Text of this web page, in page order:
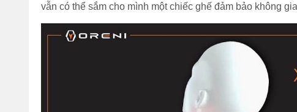
vẫn có thể sắm cho mình một chiếc ghế đảm bảo không